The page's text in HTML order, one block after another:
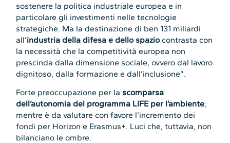
sostenere la politica industriale europea e in
particolare gli investimenti nelle tecnologie
strategiche. Ma la destinazione di ben 131 miliardi
all’industria della difesa e dello spaziocontrasta con
la necessità che la competitività europea non
prescinda dalla dimensione sociale, ovvero dal lavoro
dignitoso, dalla formazione e dall’inclusione”.
Forte preoccupazione per la scomparsa
dell’autonomia del programma LIFE per l’ambiente,
mentre è da valutare con favore l’incremento dei
fondi per Horizon e Erasmus+. Luci che, tuttavia, non
bilanciano le ombre.